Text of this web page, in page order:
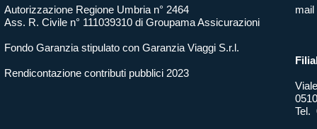
Autorizzazione Regione Umbria n° 2464
Ass. R. Civile n° 111039310 di Groupama Assicurazioni
Fondo Garanzia stipulato con Garanzia Viaggi S.r.l.
Rendicontazione contributi pubblici 2023
mail
Tel.